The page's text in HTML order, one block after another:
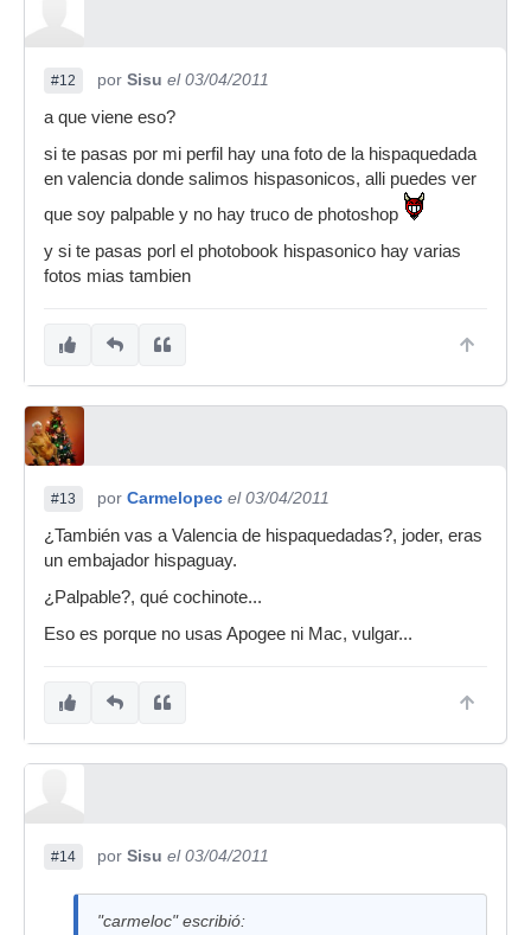
#12 por Sisu el 03/04/2011
a que viene eso?
si te pasas por mi perfil hay una foto de la hispaquedada
en valencia donde salimos hispasonicos, alli puedes ver
que soy palpable y no hay truco de photoshop
y si te pasas porl el photobook hispasonico hay varias
fotos mias tambien
#13 por Carmelopec el 03/04/2011
¿También vas a Valencia de hispaquedadas?, joder, eras
un embajador hispaguay.
¿Palpable?, qué cochinote...
Eso es porque no usas Apogee ni Mac, vulgar...
#14 por Sisu el 03/04/2011
"carmeloc" escribió: